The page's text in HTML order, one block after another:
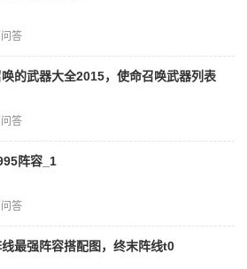
答
的武器大全2015，使命召唤武器列表
答
阵容_1
答
最强阵容搭配图，终末阵线t0